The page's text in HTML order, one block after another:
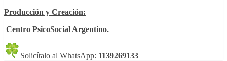
Producción y Creación:
Centro PsicoSocial Argentino.
Solicítalo al WhatsApp: 1139269133